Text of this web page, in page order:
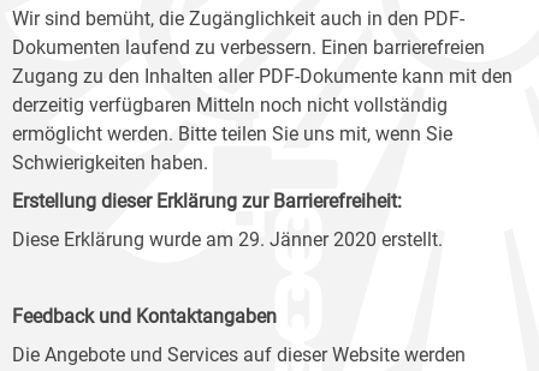
Wir sind bemüht, die Zugänglichkeit auch in den PDF-
Dokumenten laufend zu verbessern. Einen barrierefreien
Zugang zu den Inhalten aller PDF-Dokumente kann mit den
derzeitig verfügbaren Mitteln noch nicht vollständig
ermöglicht werden. Bitte teilen Sie uns mit, wenn Sie
Schwierigkeiten haben.
Erstellung dieser Erklärung zur Barrierefreiheit:
Diese Erklärung wurde am 29. Jänner 2020 erstellt.
Feedback und Kontaktangaben
Die Angebote und Services auf dieser Website werden